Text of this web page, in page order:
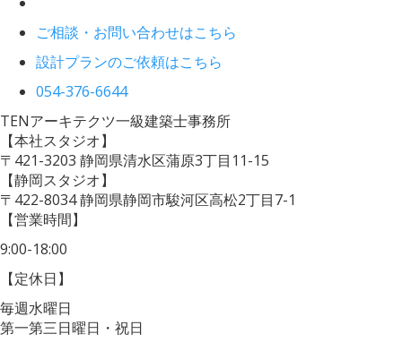
ご相談・お問い合わせはこちら
設計プランのご依頼はこちら
054-376-6644
TENアーキテクツ一級建築士事務所
【本社スタジオ】
〒421-3203 静岡県清水区蒲原3丁目11-15
【静岡スタジオ】
〒422-8034静岡県静岡市駿河区高松2丁目7-1
【営業時間】
9:00-18:00
【定休日】
毎週水曜日
第一第三日曜日・祝日